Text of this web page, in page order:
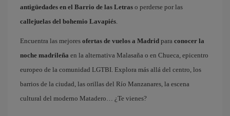
antigüedades en el Barrio de las Letras o perderse por las
callejuelas del bohemio Lavapiés.
Encuentra las mejores ofertas de vuelos a Madrid para conocer la
noche madrileña en la alternativa Malasaña o en Chueca, epicentro
europeo de la comunidad LGTBI. Explora más allá del centro, los
barrios de la ciudad, las orillas del Río Manzanares, la escena
cultural del moderno Matadero… ¿Te vienes?